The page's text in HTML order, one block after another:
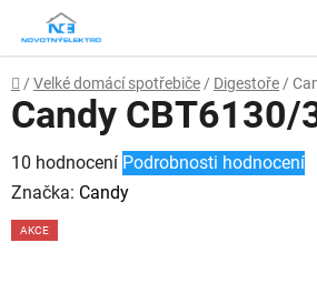
obsah
Domů
/ Velké domácí spotřebiče / Digestoře /
Candy CBT6130/
Průměrné
hodnocení
produktu
10 hodnocení Podrobnosti hodnocení
Značka: Candy
AKCE